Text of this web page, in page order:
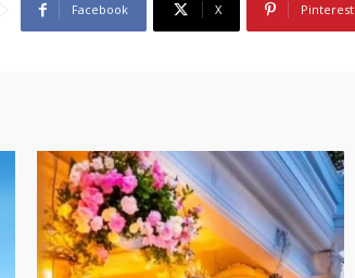
Facebook X Pinterest